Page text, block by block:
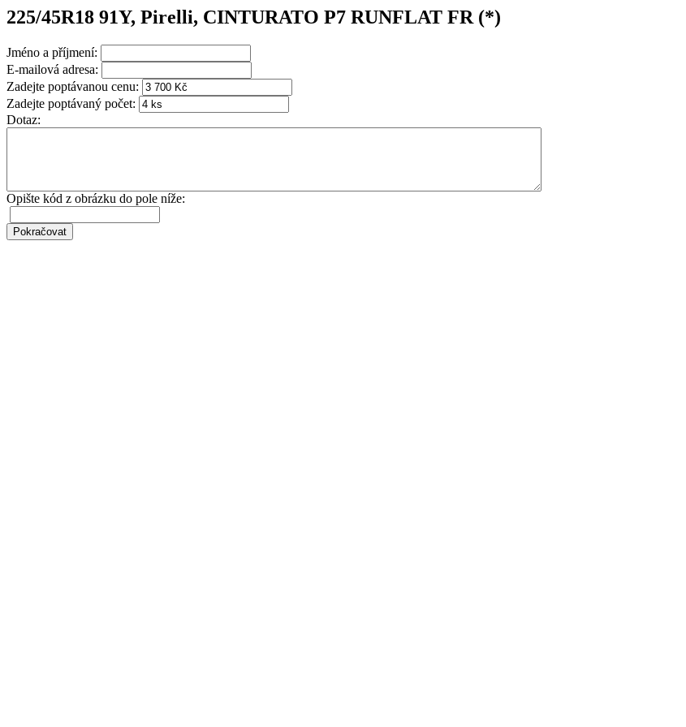
225/45R18 91Y, Pirelli, CINTURATO P7 RUNFLAT FR (*)
Jméno a příjmení:
E-mailová adresa:
Zadejte poptávanou cenu:
Zadejte poptávaný počet:
Dotaz:
Opište kód z obrázku do pole níže: